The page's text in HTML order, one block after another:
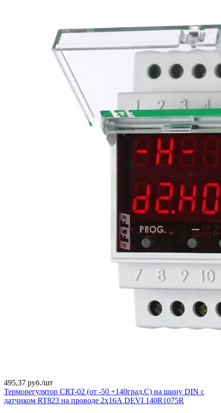
495,37 руб./шт
Терморегулятор CRT-02 (от -50 +140град.C) на шину DIN с
датчиком RT823 на проводе 2х16А DEVI 140R1075R